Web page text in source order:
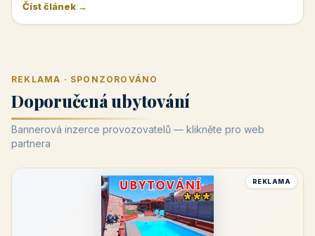
Číst článek →
REKLAMA · SPONZOROVÁNO
Doporučená ubytování
Bannerová inzerce provozovatelů — klikněte pro web
partnera
REKLAMA